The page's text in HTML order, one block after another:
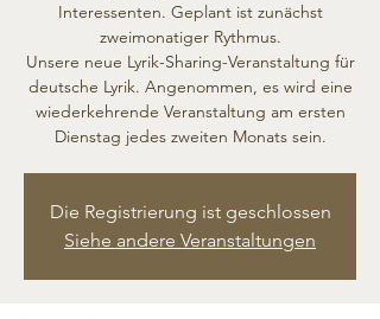
Interessenten. Geplant ist zunächst
zweimonatiger Rythmus.
Unsere neue Lyrik-Sharing-Veranstaltung für
deutsche Lyrik. Angenommen, es wird eine
wiederkehrende Veranstaltung am ersten
Dienstag jedes zweiten Monats sein.
Die Registrierung ist geschlossen
Siehe andere Veranstaltungen